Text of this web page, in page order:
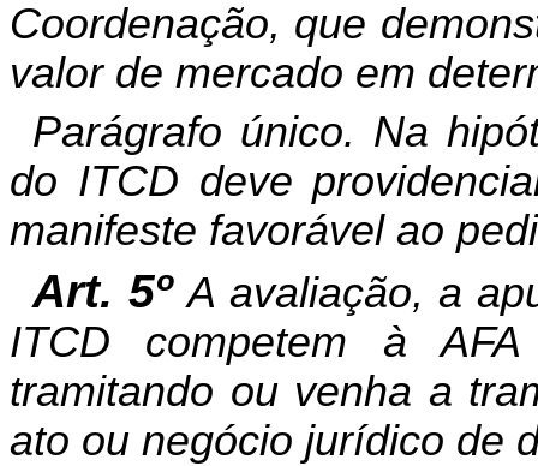
Coordenação, que
valor de mercado em
Parágrafo único. Na
do ITCD deve
manifeste favorável ao
Art. 5ºA avaliação, a
ITCD competem à
tramitando ou venha a
ato ou negócio jurídico de